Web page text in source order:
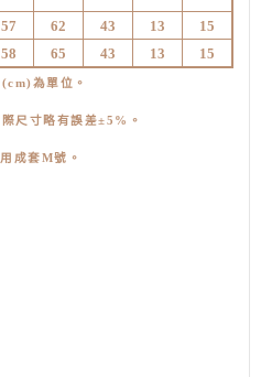
57 62 43 13
15
58 65 43 13 15
為單位。
尺寸略有誤差±5%。
成套M號 。